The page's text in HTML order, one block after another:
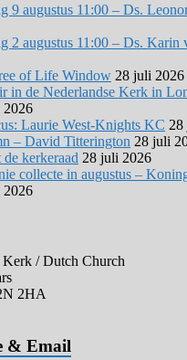
9 augustus 11:00 – Ds.
2 augustus 11:00 – Ds. Karin
of Life Window 28 juli 2026
in de Nederlandse Kerk in
2026
Laurie West-Knights KC
– David Titterington 28 juli
kerkeraad 28 juli 2026
collecte in augustus –
2026
Kerk / Dutch Church
2HA
& Email